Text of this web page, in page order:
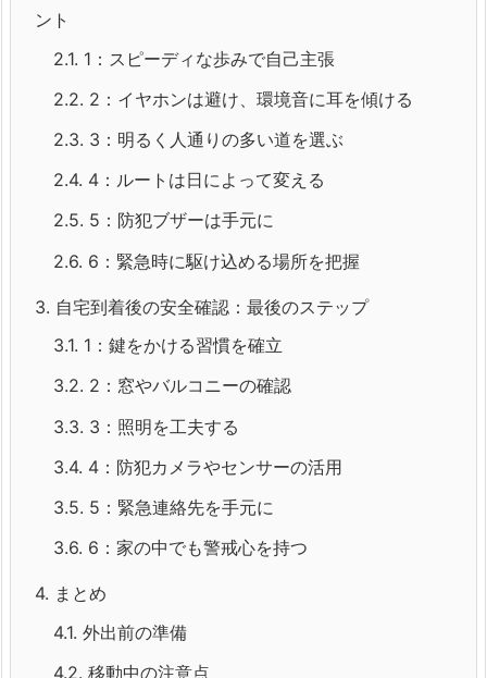
ント
2.1. 1：スピーディな歩みで自己主張
2.2. 2：イヤホンは避け、環境音に耳を傾ける
2.3. 3：明るく人通りの多い道を選ぶ
2.4. 4：ルートは日によって変える
2.5. 5：防犯ブザーは手元に
2.6. 6：緊急時に駆け込める場所を把握
3. 自宅到着後の安全確認：最後のステップ
3.1. 1：鍵をかける習慣を確立
3.2. 2：窓やバルコニーの確認
3.3. 3：照明を工夫する
3.4. 4：防犯カメラやセンサーの活用
3.5. 5：緊急連絡先を手元に
3.6. 6：家の中でも警戒心を持つ
4. まとめ
4.1. 外出前の準備
4.2. 移動中の注意点